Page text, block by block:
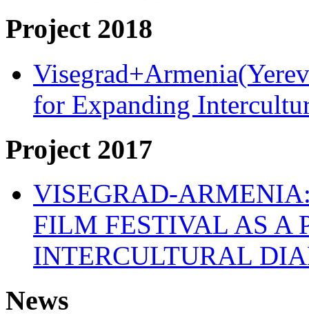
Project 2018
for Expanding
Project 2017
VISEGRAD-
FILM FESTIVAL AS A
INTERCULTURAL
News